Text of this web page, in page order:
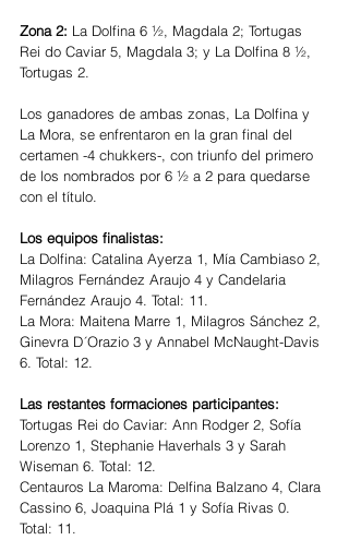
Zona 2: La Dolfina 6 ½, Magdala 2; Tortugas
Rei do Caviar 5, Magdala 3; y La Dolfina 8 ½,
Tortugas 2.
Los ganadores de ambas zonas, La Dolfina y
La Mora, se enfrentaron en la gran final del
certamen -4 chukkers-, con triunfo del primero
de los nombrados por 6 ½ a 2 para quedarse
con el título.
Los equipos finalistas:
La Dolfina: Catalina Ayerza 1, Mía Cambiaso 2,
Milagros Fernández Araujo 4 y Candelaria
Fernández Araujo 4. Total: 11.
La Mora: Maitena Marre 1, Milagros Sánchez 2,
Ginevra D´Orazio 3 y Annabel McNaught-Davis
6. Total: 12.
Las restantes formaciones participantes:
Tortugas Rei do Caviar: Ann Rodger 2, Sofía
Lorenzo 1, Stephanie Haverhals 3 y Sarah
Wiseman 6. Total: 12.
Centauros La Maroma: Delfina Balzano 4, Clara
Cassino 6, Joaquina Plá 1 y Sofía Rivas 0.
Total: 11.